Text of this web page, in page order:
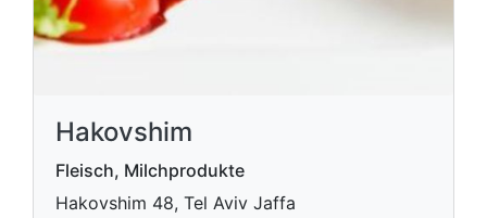
Hakovshim
Fleisch, Milchprodukte
Hakovshim 48, Tel Aviv Jaffa